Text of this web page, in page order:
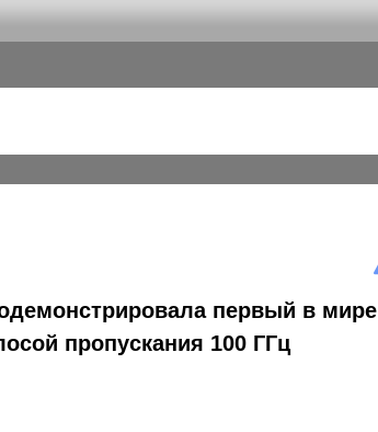
первый в мире
пропускания 100 ГГц